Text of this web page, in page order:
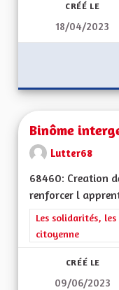
CRÉÉ LE
18/04/2023
Binôme
Lutter68
68460: Creation
renforcer l
Filtrer les
Les solidarités,
citoyenne
CRÉÉ LE
09/06/2023